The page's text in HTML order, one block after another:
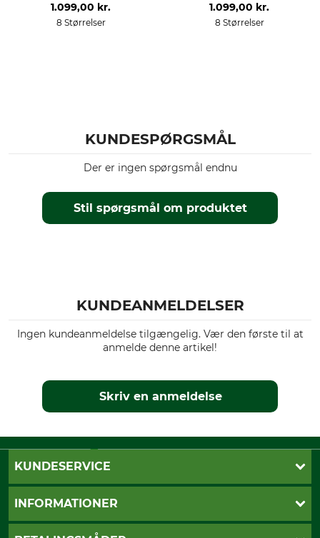
1.099,00 kr.
8 Størrelser
1.099,00 kr.
8 Størrelser
KUNDESPØRGSMÅL
Stil spørgsmål om produktet
Der er ingen spørgsmål endnu
KUNDEANMELDELSER
Ingen kundeanmeldelse tilgængelig. Vær den første til at
anmelde denne artikel!
Skriv en anmeldelse
KUNDESERVICE
Kontakt
Cookie-indstillinger
INFORMATIONER
Betalingsmåder